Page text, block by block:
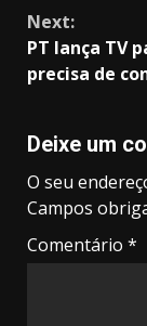
Next:
PT lança TV
precisa de
Deixe um
O seu
Campos
Comentário *